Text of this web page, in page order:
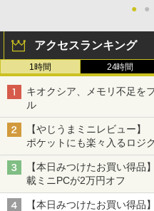
● ●
アクセスランキング
1時間 24時間
キオクシア、メモリ不足を
ル
【やじうまミニレビュー】
ポケットにも楽々入るロジ
Fold」。その気になるギミ
【本日みつけたお買い得
載ミニPCが2万円オフ
【本日みつけたお買い得品